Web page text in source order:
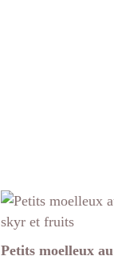
Petits moelleux au